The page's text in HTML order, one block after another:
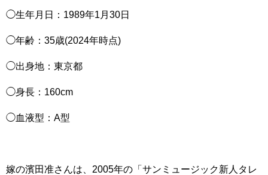
◯生年月日：1989年1月30日
◯年齢：35歳(2024年時点)
◯出身地：東京都
◯身長：160cm
◯血液型：A型
嫁の濱田准さんは、2005年の「サンミュージック新人タレ